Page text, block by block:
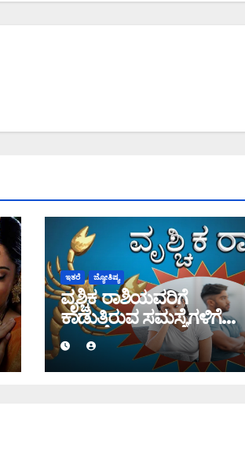
ಇತರೆ ಜ್ಯೋತಿಷ್ಯ
ವೃಶ್ಚಿಕ ರಾಶಿಯವರಿಗೆ
ಕಾಡುತ್ತಿರುವ ಸಮಸ್ಯೆಗಳಿಗೆ
ಉತ್ತರ ಸಿಗುತ್ತಾ ಈ ನವೆಂಬರ್
ತಿಂಗಳಲ್ಲಿ?